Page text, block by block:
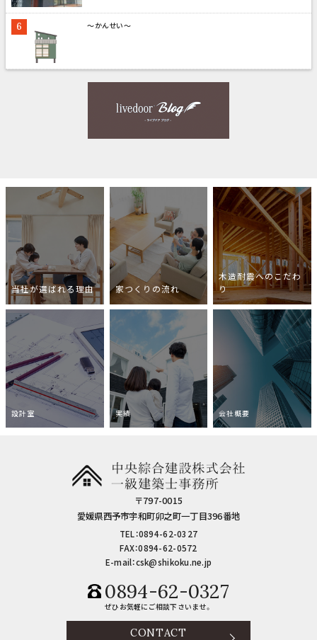
～かんせい～
当社が選ばれる理由 家つくりの流れ
木造耐震へのこだわ
り
設計室 実績 会社概要
〒797-0015
愛媛県西予市宇和町卯之町一丁目396番地
TEL：0894-62-0327
FAX：0894-62-0572
E-mail：csk@shikoku.ne.jp
0894-62-0327
ぜひお気軽にご相談下さいませ。
CONTACT